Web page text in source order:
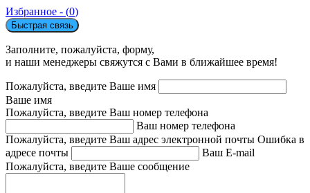
Избранное - (0)
Быстрая связь
Заполните, пожалуйста, форму,
и наши менеджеры свяжутся с Вами в ближайшее время!
Пожалуйста, введите Ваше имя
Ваше имя
Пожалуйста, введите Ваш номер телефона
Ваш номер телефона
Пожалуйста, введите Ваш адрес электронной почты Ошибка в
адресе почты
Ваш E-mail
Пожалуйста, введите Ваше сообщение